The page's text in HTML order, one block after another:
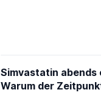
Simvastatin abends
Warum der